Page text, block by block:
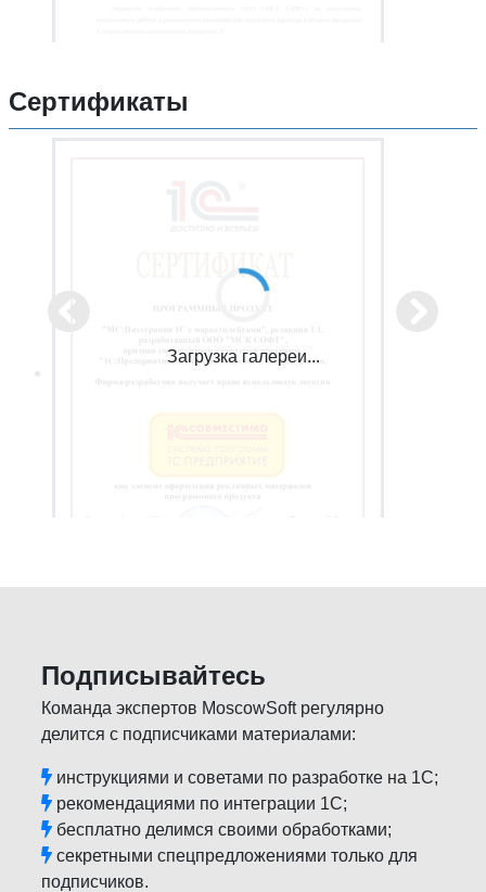
Сертификаты
Загрузка галереи...
Подписывайтесь
Команда экспертов MoscowSoft регулярно
делится с подписчиками материалами:
инструкциями и советами по разработке на 1С;
рекомендациями по интеграции 1С;
бесплатно делимся своими обработками;
секретными спецпредложениями только для
подписчиков.